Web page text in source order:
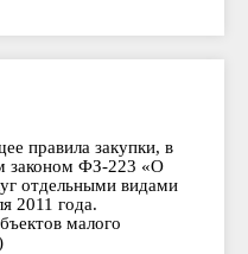
правила закупки, в
законом ФЗ-223 «О
отдельными видами
2011 года.
малого